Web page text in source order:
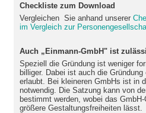
Checkliste zum Download
Vergleichen Sie anhand unserer
im Vergleich zur
Auch „Einmann-GmbH" ist
Speziell die Gründung ist weniger
billiger. Dabei ist auch die
erlaubt. Bei kleineren GmbHs ist in
notwendig. Die Satzung kann von
bestimmt werden, wobei das
größere Gestaltungsfreiheiten lässt.